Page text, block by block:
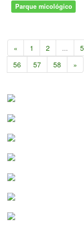
Parque micológico
« 1 2 ...
56
57 58 »